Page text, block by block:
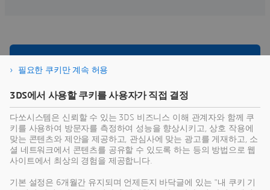
물류를 위한 주요 솔루션 살펴보기
다쏘시스템은 3DEXPERIENCE® 플랫폼을 기반으로 한 비
즈니스 전용 서비스 산업 솔루션 익스피리언스를 제공하
여 물류 회사들이 당면한 도전과제를 해결할 수 있도록 지
원합니다.
필요한 쿠키만 계속 허용
3DS에서 사용할 쿠키를 사용자가 직접 결정
다쏘시스템은 신뢰할 수 있는 3DS 비즈니스 이해 관계자와 함께 쿠
키를 사용하여 방문자를 측정하여 성능을 향상시키고, 상호 작용에
맞는 콘텐츠와 제안을 제공하고, 관심사에 맞는 광고를 게재하고, 소
셜 네트워크에서 콘텐츠를 공유할 수 있도록 하는 등의 방법으로 웹
사이트에서 최상의 경험을 제공합니다.
기본 설정은 6개월간 유지되며 언제든지 바닥글에 있는 "내 쿠키 기